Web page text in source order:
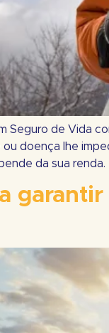
Seguro de Vida
doença lhe
da sua